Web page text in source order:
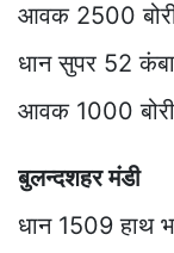
आवक 2500
धान सुपर 52
आवक 1000 बोरी
बुलन्दशहर मंडी
धान 1509 हाथ